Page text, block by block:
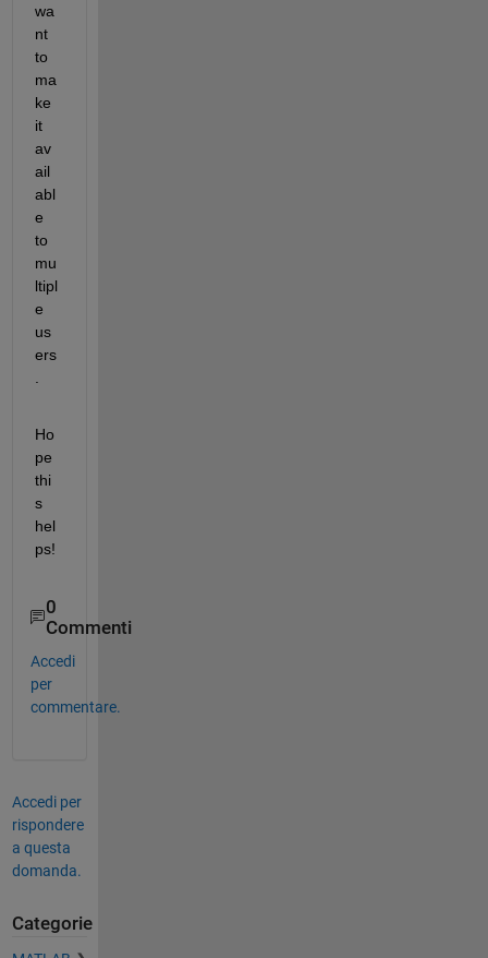
wa
nt
to
ma
ke
it
av
ail
abl
e
to
mu
ltipl
e
us
ers
Ho
pe
thi
s
hel
ps!
0
Commenti
Accedi
per
commentare.
Accedi per
rispondere
a questa
domanda.
Categorie